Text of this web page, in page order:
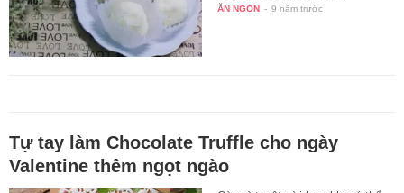
ĂN NGON - 9 năm trước
Tự tay làm Chocolate Truffle cho ngày
Valentine thêm ngọt ngào